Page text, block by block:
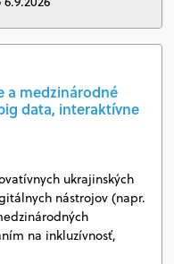
a medzinárodné
data, interaktívne
ukrajinských
nástrojov (napr.
na inkluzívnosť,